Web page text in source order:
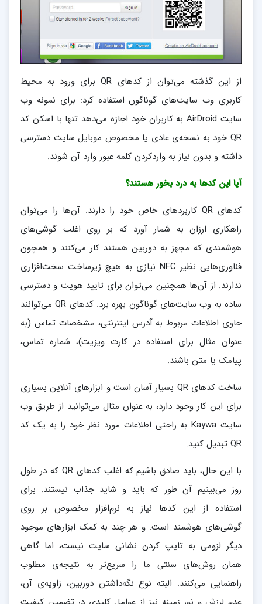
از این گذشته می‌توان از کدهای QR برای ورود به محیط
کاربری وب سایت‌های گوناگون استفاده کرد: برای نمونه وب
سایت AirDroid به کاربران خود اجازه می‌دهد تنها با اسکن کد
QR خود به نسخه‌ی عادی یا مخصوص موبایل سایت دسترسی
داشته و بدون نیاز به واردکردن کلمه عبور وارد آن شوند.
آیا این کدها به درد بخور هستند؟
کدهای QR کاربردهای خاص خود را دارند. آن‌ها را می‌توان
راهکاری ارزان به شمار آورد که بر روی اغلب گوشی‌های
هوشمندی که مجهز به دوربین هستند کار می‌کنند و همچون
فناوری‌هایی نظیر NFC نیازی به هیچ زیرساخت سخت‌افزاری
ندارند. از آن‌ها همچنین می‌توان برای تایید هویت و دسترسی
ساده به وب سایت‌های گوناگون بهره برد. کدهای QR می‌توانند
حاوی اطلاعات مربوط به آدرس اینترنتی، مشخصات تماس (به
عنوان مثال برای استفاده در کارت ویزیت)، شماره تماس،
پیامک یا متن باشند.
ساخت کدهای QR بسیار آسان است و ابزارهای آنلاین بسیاری
برای این کار وجود دارد، به عنوان مثال می‌توانید از طریق وب
سایت Kaywa به راحتی اطلاعات مورد نظر خود را به یک کد
QR تبدیل کنید.
با این حال، باید صادق باشیم که اغلب کدهای QR که در طول
روز می‌بینیم آن طور که باید و شاید جذاب نیستند. برای
استفاده از این کدها نیاز به نرم‌افزار مخصوص بر روی
گوشی‌های هوشمند است. و هر چند به کمک ابزارهای موجود
دیگر لزومی به تایپ کردن نشانی سایت نیست، اما گاهی
همان روش‌های سنتی ما را سریع‌تر به نتیجه‌ی مطلوب
راهنمایی می‌کنند. البته نوع نگه‌داشتن دوربین، زاویه‌ی آن،